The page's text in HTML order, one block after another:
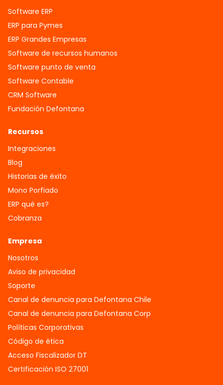
Software ERP
ERP para Pymes
ERP Grandes Empresas
Software de recursos humanos
Software punto de venta
Software Contable
CRM Software
Fundación Defontana
Recursos
Integraciones
Blog
Historias de éxito
Mono Porfiado
ERP qué es?
Cobranza
Empresa
Nosotros
Aviso de privacidad
Soporte
Canal de denuncia para Defontana Chile
Canal de denuncia para Defontana Corp
Políticas Corporativas
Código de ética
Acceso Fiscalizador DT
Certificación ISO 27001